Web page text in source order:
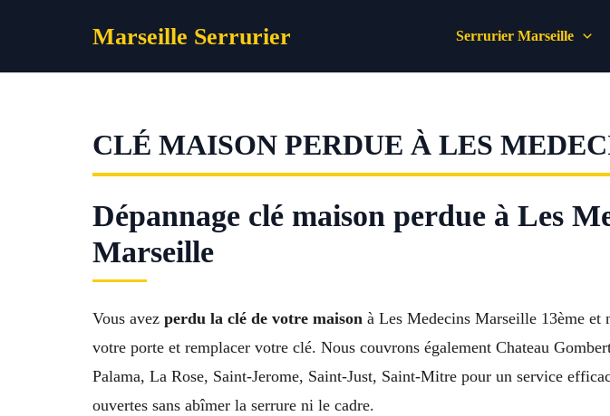
Marseille Serrurier Serrurier Marseille
CLÉ MAISON PERDUE À LES
Dépannage clé maison perdue à Les
Marseille
Vous avez perdu la clé de votre maison à Les Medecins Marseille 13ème
votre porte et remplacer votre clé. Nous couvrons également Chateau
Palama, La Rose, Saint-Jerome, Saint-Just, Saint-Mitre pour un service
ouvertes sans abîmer la serrure ni le cadre.